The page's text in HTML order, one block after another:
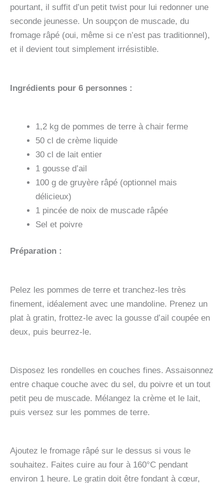
pourtant, il suffit d’un petit twist pour lui redonner une
seconde jeunesse. Un soupçon de muscade, du
fromage râpé (oui, même si ce n’est pas traditionnel),
et il devient tout simplement irrésistible.
Ingrédients pour 6 personnes :
1,2 kg de pommes de terre à chair ferme
50 cl de crème liquide
30 cl de lait entier
1 gousse d’ail
100 g de gruyère râpé (optionnel mais
délicieux)
1 pincée de noix de muscade râpée
Sel et poivre
Préparation :
Pelez les pommes de terre et tranchez-les très
finement, idéalement avec une mandoline. Prenez un
plat à gratin, frottez-le avec la gousse d’ail coupée en
deux, puis beurrez-le.
Disposez les rondelles en couches fines. Assaisonnez
entre chaque couche avec du sel, du poivre et un tout
petit peu de muscade. Mélangez la crème et le lait,
puis versez sur les pommes de terre.
Ajoutez le fromage râpé sur le dessus si vous le
souhaitez. Faites cuire au four à 160°C pendant
environ 1 heure. Le gratin doit être fondant à cœur,